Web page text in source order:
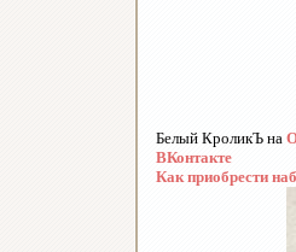
Белый КроликЪ на
ВКонтакте
Как приобрести